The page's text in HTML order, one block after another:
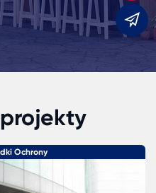
projekty
Ochrony